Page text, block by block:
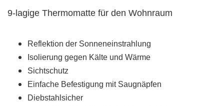
9-lagige Thermomatte für den Wohnraum
Reflektion der Sonneneinstrahlung
Isolierung gegen Kälte und Wärme
Sichtschutz
Einfache Befestigung mit Saugnäpfen
Diebstahlsicher